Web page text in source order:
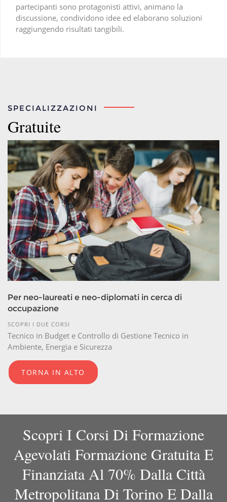
partecipanti sono protagonisti attivi, animano la
discussione, condividono idee ed elaborano soluzioni
raggiungendo risultati tangibili.
SPECIALIZZAZIONI
Gratuite
Per neo-laureati e neo-diplomati in cerca di
occupazione
SCOPRI I DUE CORSI
Tecnico in Budget e Controllo di Gestione Tecnico in
Ambiente, Energia e Sicurezza
TORNA IN ALTO
Scopri I Corsi Di Formazione
Agevolati Formazione Gratuita E
Finanziata Al 70% Dalla Città
Metropolitana Di Torino E Dalla